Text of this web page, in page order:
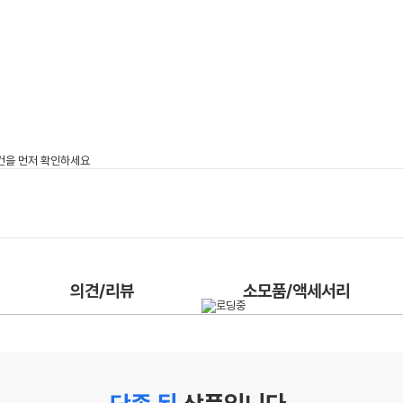
의견/리뷰 소모품/액세서리